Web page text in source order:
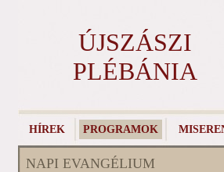
ÚJSZÁSZI
PLÉBÁNIA
HÍREK PROGRAMOK
NAPI EVANGÉLIUM